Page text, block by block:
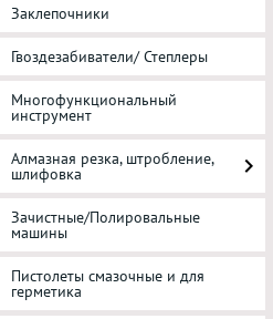
Заклепочники
Гвоздезабиватели/ Степлеры
Многофункциональный
инструмент
Алмазная резка, штробление,
шлифовка
Зачистные/Полировальные
машины
Пистолеты смазочные и для
герметика